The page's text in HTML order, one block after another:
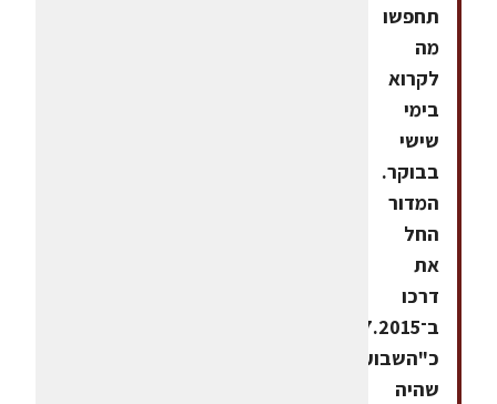
תחפשו
מה
לקרוא
בימי
שישי
בבוקר.
המדור
החל
את
דרכו
ב־26.7.2015
כ"השבוע
שהיה